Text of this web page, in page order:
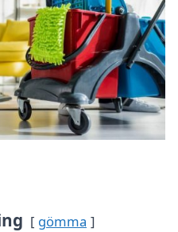
gömma